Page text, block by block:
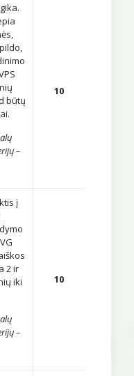
būtų
–
10
į
2 ir
iki
–
10